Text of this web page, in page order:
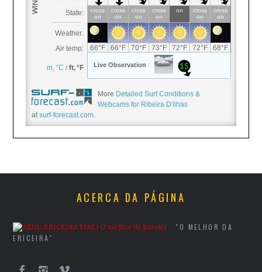
More Detailed Surf Conditions &
Webcams for Ribeira D'ilhas
atsurf-forecast.com.
ACERCA DA PÁGINA
"O MELHOR DA
ERICEIRA"